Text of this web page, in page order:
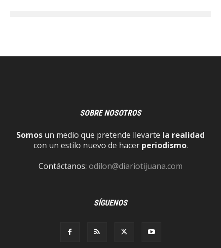
SOBRE NOSOTROS
Somos un medio que pretende llevarte la realidad
con un estilo nuevo de hacer periodismo.
Contáctanos: odilon@diariotijuana.com
SÍGUENOS